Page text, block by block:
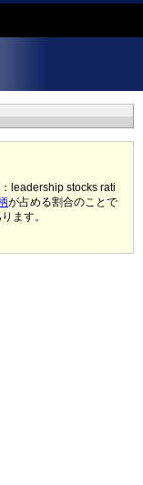
leadership stocks rati
が占める割合のことで
ます。